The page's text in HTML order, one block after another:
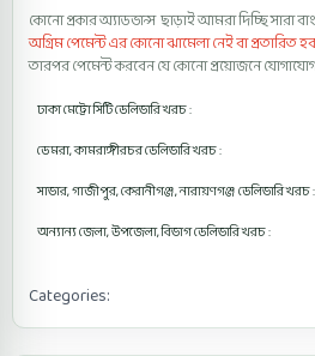
কোনো প্রকার অ্যাডভান্স ছাড়াই আমরা দিচ্ছি সারা
অগ্রিম পেমেন্ট এর কোনো ঝামেলা নেই বা প্রতারিত
তারপর পেমেন্ট করবেন যে কোনো প্রয়োজনে
ঢাকা মেট্রো সিটি ডেলিভারি খরচ :
ডেমরা, কামরাঙ্গীরচর ডেলিভারি খরচ :
সাভার, গাজীপুর, কেরানীগঞ্জ, নারায়ণগঞ্জ ডেলিভারি খরচ :
অন্যান্য জেলা, উপজেলা, বিভাগ ডেলিভারি খরচ :
Categories: